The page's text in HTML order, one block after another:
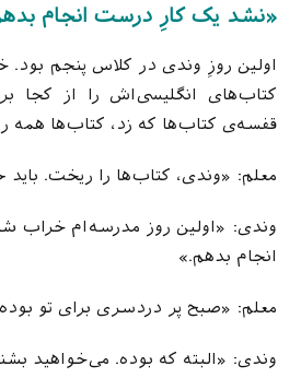
«نشد یک کارِ درست انجام
اولین روزِ وندی در کلاس پنجم بود.
کتاب‌های انگلیسی‌اش را از کجا
قفسه‌ی کتاب‌ها که زد، کتاب‌ها همه
معلم: «وندی، کتاب‌ها را ریخت.
وندی: «اولین روز مدرسه‌ام خراب
انجام بدهم.»
معلم: «صبح پر دردسری برای تو
وندی: «البته که بوده. می‌خواهید